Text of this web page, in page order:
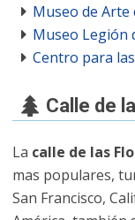
Museo de
Museo Legión
Centro para
Calle de
La calle de las
mas populares,
San Francisco,